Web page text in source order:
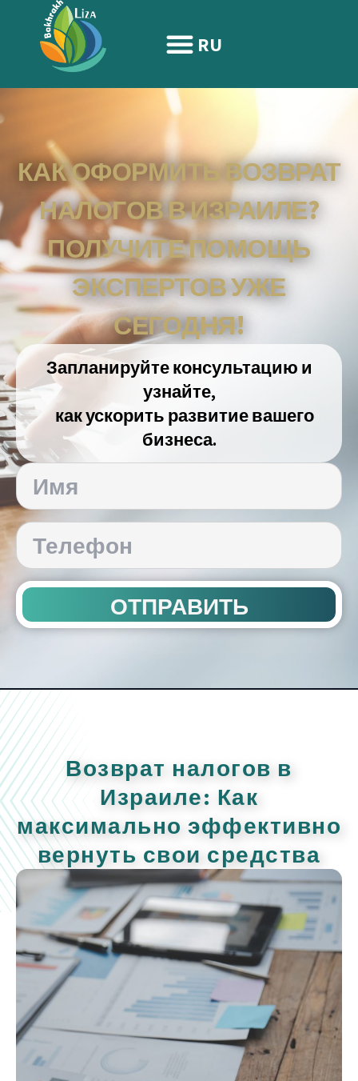
содержимому
RU
КАК ОФОРМИТЬ ВОЗВРАТ
НАЛОГОВ В ИЗРАИЛЕ?
ПОЛУЧИТЕ ПОМОЩЬ
ЭКСПЕРТОВ УЖЕ
СЕГОДНЯ!
Запланируйте консультацию и
узнайте,
как ускорить развитие вашего
бизнеса.
ОТПРАВИТЬ
Возврат налогов в
Израиле: Как
максимально эффективно
вернуть свои средства